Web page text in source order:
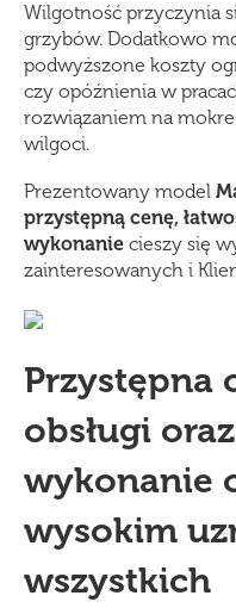
Wilgotność przyczynia
grzybów. Dodatkowo
podwyższone koszty
czy opóźnienia w
rozwiązaniem na mokre
wilgoci.
Prezentowany model
przystępną cenę,
wykonanie cieszy się
zainteresowanych i
Przystępna
obsługi
wykonanie
wysokim
wszystkich